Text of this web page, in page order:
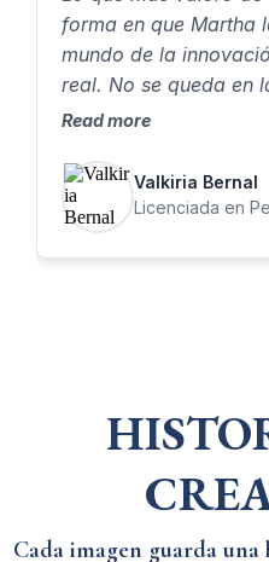
forma en que Martha
mundo de la
real. No se queda en
herramientas
propio. Eso me
conceptos…a crear
con intención.
Read more
Valkiria Bernal
Licenciada en
Cada imagen guarda